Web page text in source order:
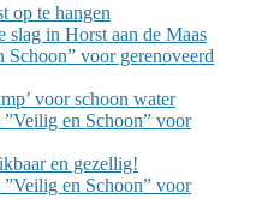
op te hangen
slag in Horst aan de Maas
voor gerenoveerd
voor schoon water
en Schoon” voor
en gezellig!
en Schoon” voor